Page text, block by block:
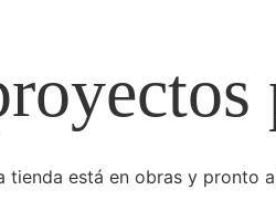
tienda está en obras y pronto